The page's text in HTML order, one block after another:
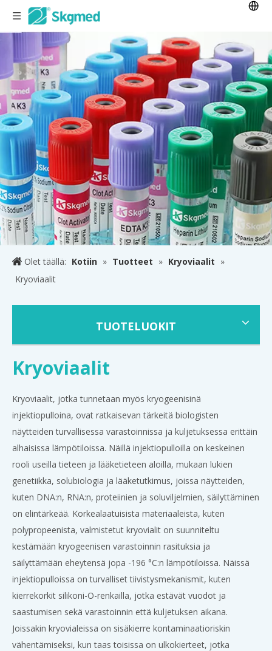
Olet täällä: Kotiin » Tuotteet » Kryoviaalit »
Kryoviaalit
TUOTELUOKIT
Kryoviaalit
Kryoviaalit, jotka tunnetaan myös kryogeenisinä
injektiopulloina, ovat ratkaisevan tärkeitä biologisten
näytteiden turvallisessa varastoinnissa ja kuljetuksessa erittäin
alhaisissa lämpötiloissa. Näillä injektiopulloilla on keskeinen
rooli useilla tieteen ja lääketieteen aloilla, mukaan lukien
genetiikka, solubiologia ja lääketutkimus, joissa näytteiden,
kuten DNA:n, RNA:n, proteiinien ja soluviljelmien, säilyttäminen
on elintärkeää. Korkealaatuisista materiaaleista, kuten
polypropeenista, valmistetut kryovialit on suunniteltu
kestämään kryogeenisen varastoinnin rasituksia ja
säilyttämään eheytensä jopa -196 °C:n lämpötiloissa. Näissä
injektiopulloissa on turvalliset tiivistysmekanismit, kuten
kierrekorkit silikoni-O-renkailla, jotka estävät vuodot ja
saastumisen sekä varastoinnin että kuljetuksen aikana.
Joissakin kryovialeissa on sisäkierre kontaminaatioriskin
vähentämiseksi, kun taas toisissa on ulkokierteet, jotka